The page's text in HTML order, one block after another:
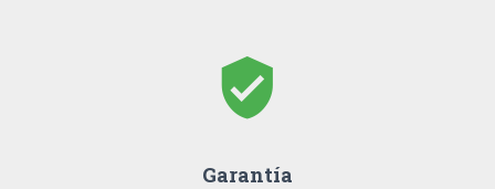
verified_user
Garantía